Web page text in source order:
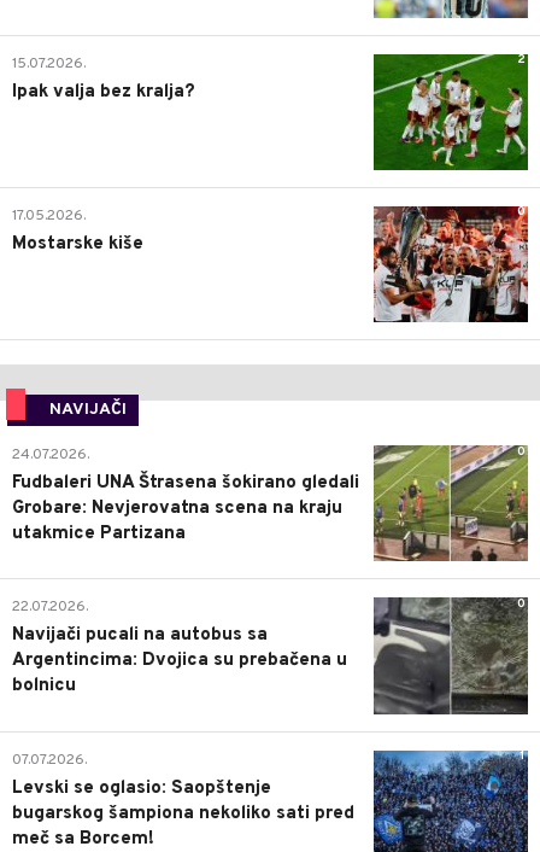
2
15.07.2026.
Ipak valja bez kralja?
0
17.05.2026.
Mostarske kiše
NAVIJAČI
0
24.07.2026.
Fudbaleri UNA Štrasena šokirano gledali
Grobare: Nevjerovatna scena na kraju
utakmice Partizana
0
22.07.2026.
Navijači pucali na autobus sa
Argentincima: Dvojica su prebačena u
bolnicu
1
07.07.2026.
Levski se oglasio: Saopštenje
bugarskog šampiona nekoliko sati pred
meč sa Borcem!